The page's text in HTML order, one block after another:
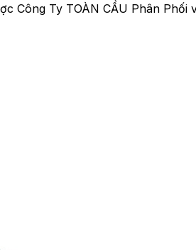
Công Ty TOÀN CẦU Phân